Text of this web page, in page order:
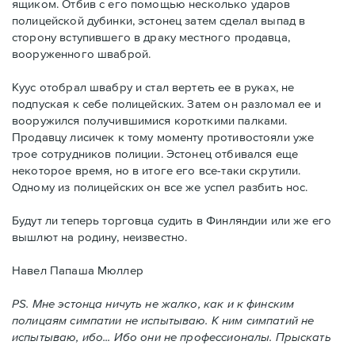
ящиком. Отбив с его помощью несколько ударов
полицейской дубинки, эстонец затем сделал выпад в
сторону вступившего в драку местного продавца,
вооруженного шваброй.
Куус отобрал швабру и стал вертеть ее в руках, не
подпуская к себе полицейских. Затем он разломал ее и
вооружился получившимися короткими палками.
Продавцу лисичек к тому моменту противостояли уже
трое сотрудников полиции. Эстонец отбивался еще
некоторое время, но в итоге его все-таки скрутили.
Одному из полицейских он все же успел разбить нос.
Будут ли теперь торговца судить в Финляндии или же его
вышлют на родину, неизвестно.
Навел Папаша Мюллер
PS. Мне эстонца ничуть не жалко, как и к финским
полицаям симпатии не испытываю. К ним симпатий не
испытываю, ибо... Ибо они не профессионалы. Прыскать